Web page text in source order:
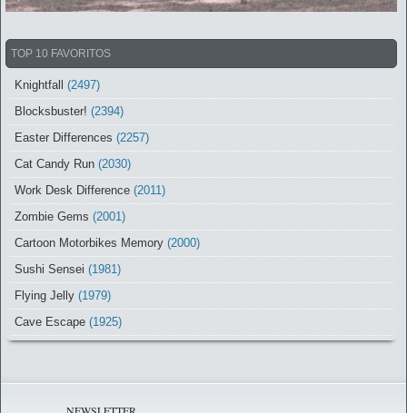
TOP 10 FAVORITOS
Knightfall
(2497)
Blocksbuster! (2394)
Easter Differences (2257)
Cat Candy Run (2030)
Work Desk Difference (2011)
Zombie Gems (2001)
Cartoon Motorbikes Memory (2000)
Sushi Sensei (1981)
Flying Jelly (1979)
Cave Escape (1925)
NEWSLETTER